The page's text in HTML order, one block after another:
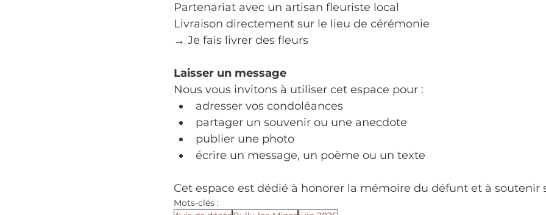
Partenariat avec un artisan fleuriste local
Livraison directement sur le lieu de cérémonie
→ Je fais livrer des fleurs
Laisser un message
Nous vous invitons à utiliser cet espace pour :
adresser vos condoléances
partager un souvenir ou une anecdote
publier une photo
écrire un message, un poème ou un texte
Cet espace est dédié à honorer la mémoire du défunt et à soutenir
Mots-clés :